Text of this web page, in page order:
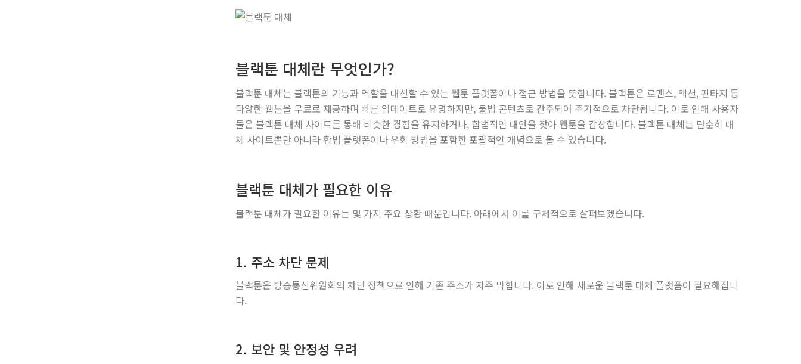
블랙툰 대체란 무엇인가?
블랙툰 대체는 블랙툰의 기능과 역할을 대신할 수 있는 웹툰 플랫폼이나 접근 방법을 뜻합니다. 블랙툰은 로맨스, 액션, 판타지 등
다양한 웹툰을 무료로 제공하며 빠른 업데이트로 유명하지만, 불법 콘텐츠로 간주되어 주기적으로 차단됩니다. 이로 인해 사용자
들은 블랙툰 대체 사이트를 통해 비슷한 경험을 유지하거나, 합법적인 대안을 찾아 웹툰을 감상합니다. 블랙툰 대체는 단순히 대
체 사이트뿐만 아니라 합법 플랫폼이나 우회 방법을 포함한 포괄적인 개념으로 볼 수 있습니다.
블랙툰 대체가 필요한 이유
블랙툰 대체가 필요한 이유는 몇 가지 주요 상황 때문입니다. 아래에서 이를 구체적으로 살펴보겠습니다.
1. 주소 차단 문제
블랙툰은 방송통신위원회의 차단 정책으로 인해 기존 주소가 자주 막힙니다. 이로 인해 새로운 블랙툰 대체 플랫폼이 필요해집니
다.
2. 보안 및 안정성 우려